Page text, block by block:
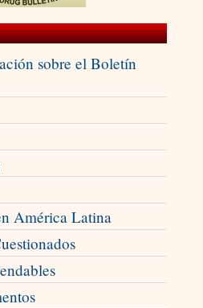
sobre el Boletín
América Latina